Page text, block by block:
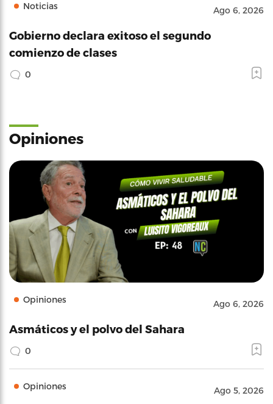
Noticias Ago 6, 2026
Gobierno declara exitoso el segundo
comienzo de clases
0
Opiniones
Opiniones Ago 6, 2026
Asmáticos y el polvo del Sahara
0
Opiniones Ago 5, 2026